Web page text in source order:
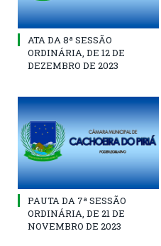
ATA DA 8ª SESSÃO
ORDINÁRIA, DE 12 DE
DEZEMBRO DE 2023
PAUTA DA 7ª SESSÃO
ORDINÁRIA, DE 21 DE
NOVEMBRO DE 2023